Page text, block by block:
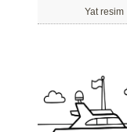
Yat resim